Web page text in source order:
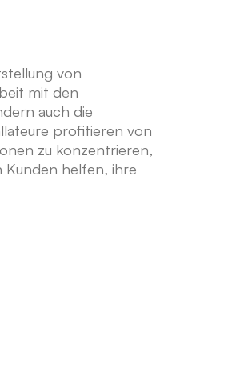
von
mit den
auch die
profitieren von
zu konzentrieren,
Kunden helfen, ihre